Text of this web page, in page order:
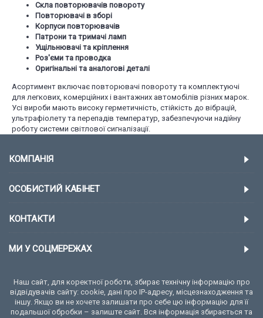
Скла повторювачів повороту
Повторювачі в зборі
Корпуси повторювачів
Патрони та тримачі ламп
Ущільнювачі та кріплення
Роз'єми та проводка
Оригінальні та аналогові деталі
Асортимент включає повторювачі повороту та комплектуючі
для легкових, комерційних і вантажних автомобілів різних марок.
Усі вироби мають високу герметичність, стійкість до вібрацій,
ультрафіолету та перепадів температур, забезпечуючи надійну
роботу системи світлової сигналізації.
КОМПАНІЯ
ОСОБИСТИЙ КАБІНЕТ
КОНТАКТИ
МИ У СОЦМЕРЕЖАХ
Наш сайт, для коректної роботи, збирає технічну інформацію про
відвідувачів сайту: cookie, дані про IP-адресу, місцезнаходження та
іншу. Якщо ви не хочете залишати про себе цю інформацію для її
подальшої обробки – залиште сайт. Вся інформація збирається та